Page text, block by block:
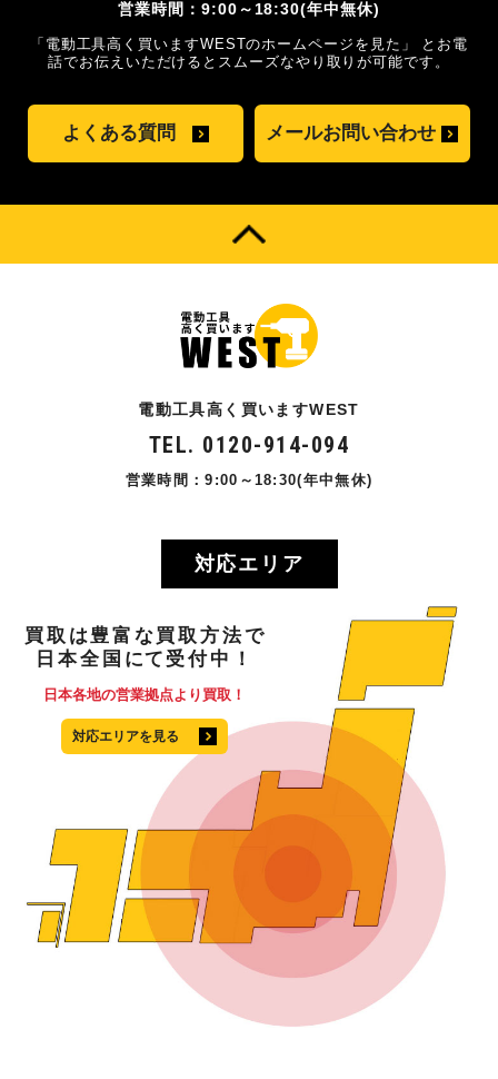
営業時間：9:00～18:30(年中無休)
「電動工具高く買いますWESTのホームページを見た」
とお電
話でお伝えいただけるとスムーズなやり取りが可能です。
よくある質問 メールお問い合わせ
電動工具高く買いますWEST
TEL. 0120-914-094
営業時間：9:00～18:30(年中無休)
対応エリア
買取 は 豊富な買取方法で
日本全国 にて 受付中！
日本各地の営業拠点より買取！
対応エリアを見る